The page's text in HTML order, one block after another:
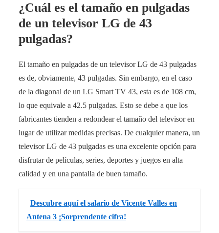
¿Cuál es el tamaño en pulgadas
de un televisor LG de 43
pulgadas?
El tamaño en pulgadas de un televisor LG de 43 pulgadas
es de, obviamente, 43 pulgadas. Sin embargo, en el caso
de la diagonal de un LG Smart TV 43, esta es de 108 cm,
lo que equivale a 42.5 pulgadas. Esto se debe a que los
fabricantes tienden a redondear el tamaño del televisor en
lugar de utilizar medidas precisas. De cualquier manera, un
televisor LG de 43 pulgadas es una excelente opción para
disfrutar de películas, series, deportes y juegos en alta
calidad y en una pantalla de buen tamaño.
Descubre aquí el salario de Vicente Valles en
Antena 3 ¡Sorprendente cifra!